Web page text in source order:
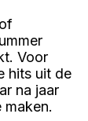
Voor
hits uit de
na jaar